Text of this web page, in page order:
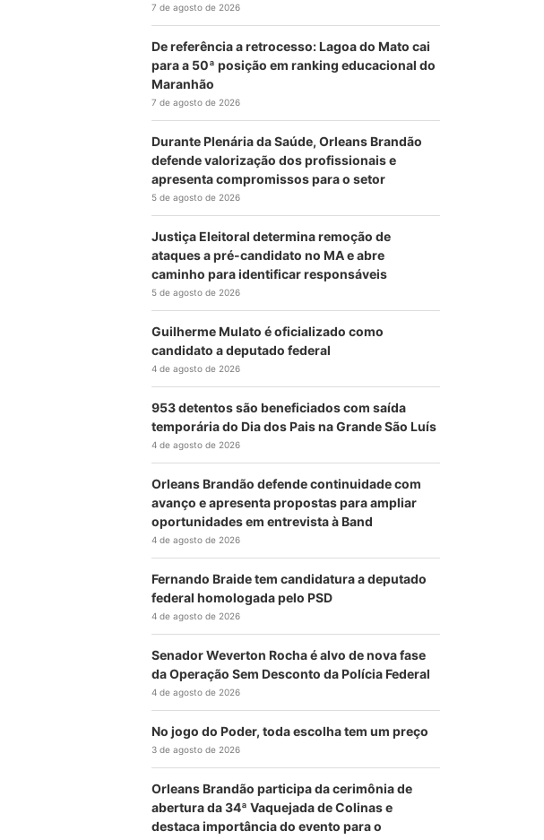
7 de agosto de 2026
De referência a retrocesso: Lagoa do Mato cai
para a 50ª posição em ranking educacional do
Maranhão
7 de agosto de 2026
Durante Plenária da Saúde, Orleans Brandão
defende valorização dos profissionais e
apresenta compromissos para o setor
5 de agosto de 2026
Justiça Eleitoral determina remoção de
ataques a pré-candidato no MA e abre
caminho para identificar responsáveis
5 de agosto de 2026
Guilherme Mulato é oficializado como
candidato a deputado federal
4 de agosto de 2026
953 detentos são beneficiados com saída
temporária do Dia dos Pais na Grande São Luís
4 de agosto de 2026
Orleans Brandão defende continuidade com
avanço e apresenta propostas para ampliar
oportunidades em entrevista à Band
4 de agosto de 2026
Fernando Braide tem candidatura a deputado
federal homologada pelo PSD
4 de agosto de 2026
Senador Weverton Rocha é alvo de nova fase
da Operação Sem Desconto da Polícia Federal
4 de agosto de 2026
No jogo do Poder, toda escolha tem um preço
3 de agosto de 2026
Orleans Brandão participa da cerimônia de
abertura da 34ª Vaquejada de Colinas e
destaca importância do evento para o